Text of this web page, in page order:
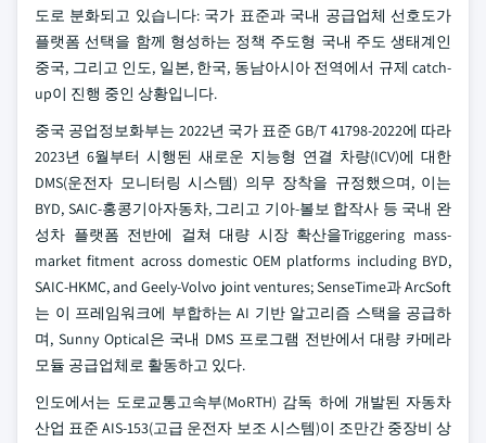
도로 분화되고 있습니다: 국가 표준과 국내 공급업체 선호도가
플랫폼 선택을 함께 형성하는 정책 주도형 국내 주도 생태계인
중국, 그리고 인도, 일본, 한국, 동남아시아 전역에서 규제 catch-
up이 진행 중인 상황입니다.
중국 공업정보화부는 2022년 국가 표준 GB/T 41798-2022에 따라
2023년 6월부터 시행된 새로운 지능형 연결 차량(ICV)에 대한
DMS(운전자 모니터링 시스템) 의무 장착을 규정했으며, 이는
BYD, SAIC-홍콩기아자동차, 그리고 기아-볼보 합작사 등 국내 완
성차 플랫폼 전반에 걸쳐 대량 시장 확산을Triggering mass-
market fitment across domestic OEM platforms including BYD,
SAIC-HKMC, and Geely-Volvo joint ventures; SenseTime과 ArcSoft
는 이 프레임워크에 부합하는 AI 기반 알고리즘 스택을 공급하
며, Sunny Optical은 국내 DMS 프로그램 전반에서 대량 카메라
모듈 공급업체로 활동하고 있다.
인도에서는 도로교통고속부(MoRTH) 감독 하에 개발된 자동차
산업 표준 AIS-153(고급 운전자 보조 시스템)이 조만간 중장비 상